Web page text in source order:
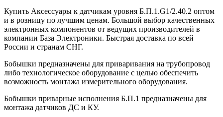
Купить Аксессуары к датчикам уровня Б.П.1.G1/2.40.2 оптом
и в розницу по лучшим ценам. Большой выбор качественных
электронных компонентов от ведущих производителей в
компании База Электроники. Быстрая доставка по всей
России и странам СНГ.
Бобышки предназначены для приваривания на трубопровод
либо технологическое оборудование с целью обеспечить
возможность монтажа измерительного оборудования.
Бобышки приварные исполнения Б.П.1 предназначены для
монтажа датчиков ДС и КУ.